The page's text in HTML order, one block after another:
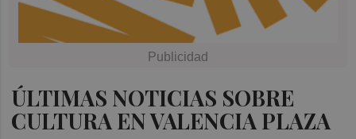
ÚLTIMAS NOTICIAS SOBRE
CULTURA EN VALENCIA PLAZA